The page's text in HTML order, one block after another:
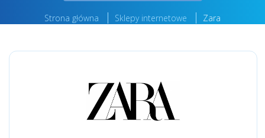
Strona główna Sklepy internetowe Zara